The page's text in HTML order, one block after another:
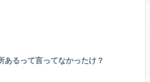
あるって言ってなかったけ？